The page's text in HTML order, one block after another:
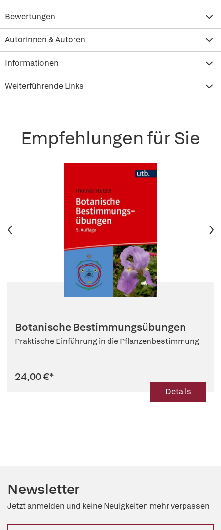
Bewertungen
Autorinnen & Autoren
Informationen
Weiterführende Links
Empfehlungen für Sie
Botanische Bestimmungsübungen
Praktische Einführung in die Pflanzenbestimmung
24,00 €*
Details
Newsletter
Jetzt anmelden und keine Neuigkeiten mehr verpassen